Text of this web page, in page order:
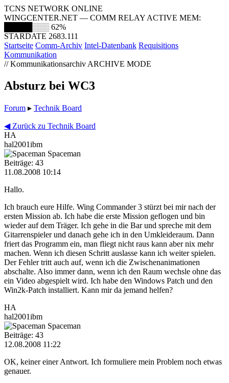
TCNS NETWORK ONLINE
WINGCENTER.NET — COMM RELAY ACTIVE MEM:
█████░░░ 62%
STARDATE 2683.111
Startseite Comm-Archiv Intel-Datenbank Requisitions
Kommunikation
// Kommunikationsarchiv ARCHIVE MODE
Absturz bei WC3
Forum ▸ Technik Board
◀ Zurück zu Technik Board
HA
hal2001ibm
Spaceman
Beiträge: 43
11.08.2008 10:14
Hallo.
Ich brauch eure Hilfe. Wing Commander 3 stürzt bei mir nach der
ersten Mission ab. Ich habe die erste Mission geflogen und bin
wieder auf dem Träger. Ich gehe in die Bar und spreche mit dem
Gitarrenspieler und danach gehe ich in den Umkleideraum. Dann
friert das Programm ein, man fliegt nicht raus kann aber nix mehr
machen. Wenn ich diesen Schritt auslasse kann ich weiter spielen.
Der Fehler tritt auch auf, wenn ich die Zwischenanimationen
abschalte. Also immer dann, wenn ich den Raum wechsle ohne das
ein Video abgespielt wird. Ich habe den Windows Patch und den
Win2k-Patch installiert. Kann mir da jemand helfen?
HA
hal2001ibm
Spaceman
Beiträge: 43
12.08.2008 11:22
OK, keiner einer Antwort. Ich formuliere mein Problem noch etwas
genauer.